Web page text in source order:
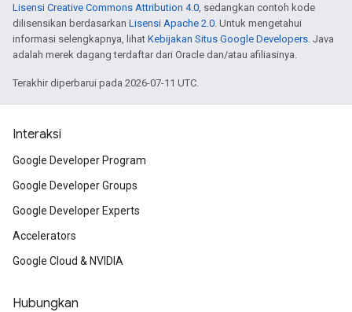
Lisensi Creative Commons Attribution 4.0, sedangkan contoh kode
dilisensikan berdasarkan Lisensi Apache 2.0. Untuk mengetahui
informasi selengkapnya, lihat Kebijakan Situs Google Developers. Java
adalah merek dagang terdaftar dari Oracle dan/atau afiliasinya.
Terakhir diperbarui pada 2026-07-11 UTC.
Interaksi
Google Developer Program
Google Developer Groups
Google Developer Experts
Accelerators
Google Cloud & NVIDIA
Hubungkan